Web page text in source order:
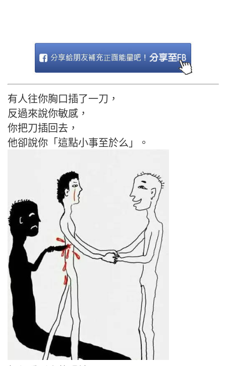
有人往你胸口插了一刀，
反過來說你敏感，
你把刀插回去，
他卻說你「這點小事至於么」。